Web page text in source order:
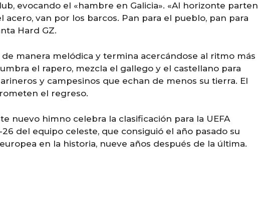
evocando el «hambre en Galicia». «Al horizonte parten
acero, van por los barcos. Pan para el pueblo, pan para
Hard GZ.
de manera melódica y termina acercándose al ritmo más
el rapero, mezcla el gallego y el castellano para
y campesinos que echan de menos su tierra. El
el regreso.
nuevo himno celebra la clasificación para la UEFA
26 del equipo celeste, que consiguió el año pasado su
en la historia, nueve años después de la última.